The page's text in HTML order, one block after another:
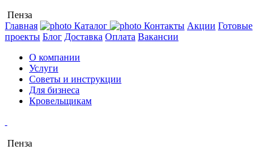
Пенза
Главная
Каталог Контакты Акции Готовые
проекты Блог Доставка Оплата Вакансии
О компании
Услуги
Советы и инструкции
Для бизнеса
Кровельщикам
Пенза